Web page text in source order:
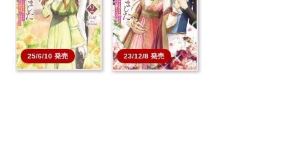
25/6/10 発売 23/12/8 発売